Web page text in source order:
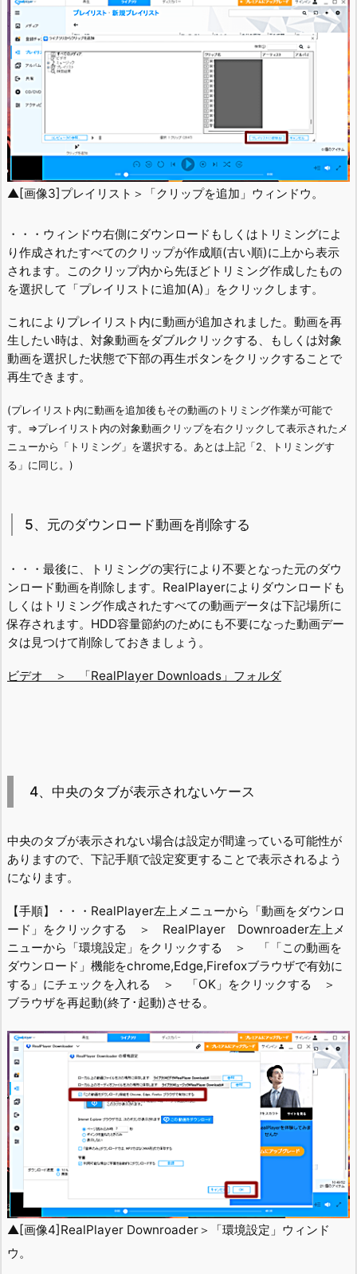
▲[画像3]プレイリスト＞「クリップを追加」ウィンドウ。
・・・ウィンドウ右側にダウンロードもしくはトリミングによ
り作成されたすべてのクリップが作成順(古い順)に上から表示
されます。このクリップ内から先ほどトリミング作成したもの
を選択して「プレイリストに追加(A)」をクリックします。
これによりプレイリスト内に動画が追加されました。動画を再
生したい時は、対象動画をダブルクリックする、もしくは対象
動画を選択した状態で下部の再生ボタンをクリックすることで
再生できます。
(プレイリスト内に動画を追加後もその動画のトリミング作業が可能で
す。⇒プレイリスト内の対象動画クリップを右クリックして表示されたメ
ニューから「トリミング」を選択する。あとは上記「2、トリミングす
る」に同じ。)
5、元のダウンロード動画を削除する
・・・最後に、トリミングの実行により不要となった元のダウ
ンロード動画を削除します。RealPlayerによりダウンロードも
しくはトリミング作成されたすべての動画データは下記場所に
保存されます。HDD容量節約のためにも不要になった動画デー
タは見つけて削除しておきましょう。
ビデオ ＞ 「RealPlayer Downloads」フォルダ
4、中央のタブが表示されないケース
中央のタブが表示されない場合は設定が間違っている可能性が
ありますので、下記手順で設定変更することで表示されるよう
になります。
【手順】・・・RealPlayer左上メニューから「動画をダウンロ
ード」をクリックする ＞ RealPlayer Downroader左上メ
ニューから「環境設定」をクリックする ＞ 「「この動画を
ダウンロード」機能をchrome,Edge,Firefoxブラウザで有効に
する」にチェックを入れる ＞ 「OK」をクリックする ＞
ブラウザを再起動(終了･起動)させる。
▲[画像4]RealPlayer Downroader＞「環境設定」ウィンド
ウ。